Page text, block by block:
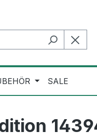
SALE